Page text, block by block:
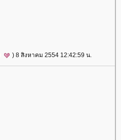
) 8 สิงหาคม 2554 12:42:59 น.